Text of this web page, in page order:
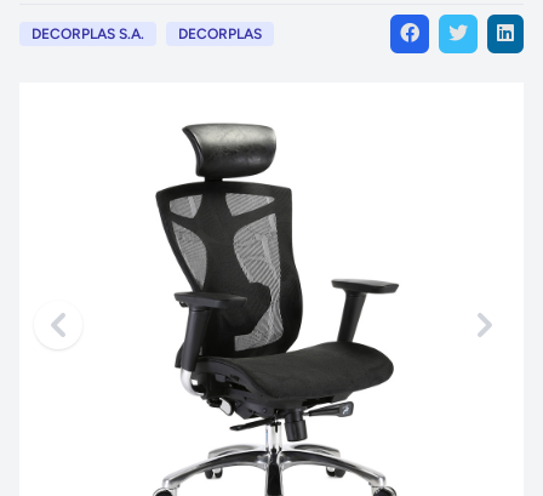
DECORPLAS S.A. DECORPLAS